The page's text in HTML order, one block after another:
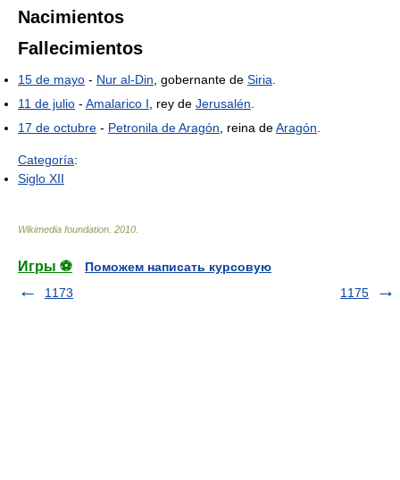
Nacimientos
Fallecimientos
15 de mayo - Nur al-Din , gobernante de Siria
11 de julio - Amalarico I , rey de Jerusalén
17 de octubre - Petronila de Aragón , reina deAragón
Categoría:
Siglo XII
Wikimedia foundation 2010
Игры ⚽
Поможем написать курсовую
1173
1175